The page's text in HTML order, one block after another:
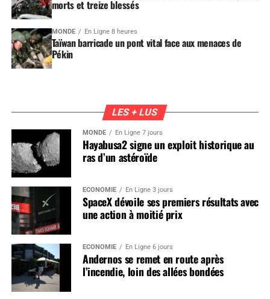
morts et treize blessés
MONDE En Ligne 8 heures
Taïwan barricade un pont vital face aux menaces de
Pékin
LES + LUS
MONDE En Ligne 7 jours
Hayabusa2 signe un exploit historique au
ras d’un astéroïde
ÉCONOMIE En Ligne 3 jours
SpaceX dévoile ses premiers résultats avec
une action à moitié prix
ÉCONOMIE En Ligne 6 jours
Andernos se remet en route après
l’incendie, loin des allées bondées